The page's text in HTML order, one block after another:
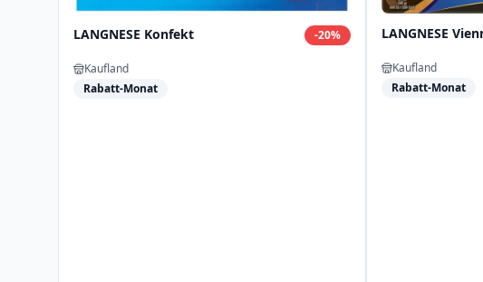
LANGNESE Konfekt -20%
Kaufland
Rabatt-Monat
LANGNESE
Kaufland
Rabatt-Monat